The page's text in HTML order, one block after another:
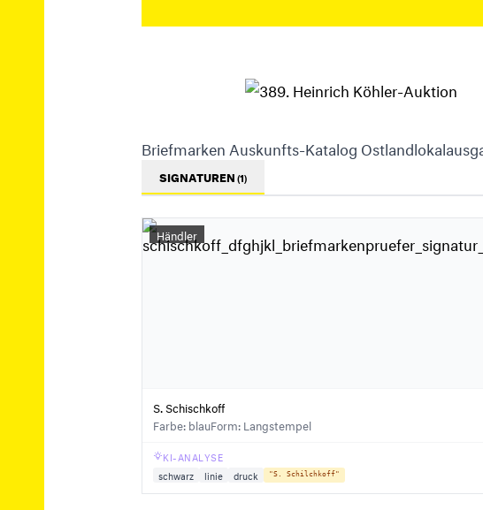
Briefmarken Auskunfts-Katalog
SIGNATUREN(1)
Händler
S. Schischkoff
Farbe: blauForm: Langstempel
KI-ANALYSE
schwarz
linie druck "S. Schilchkoff"